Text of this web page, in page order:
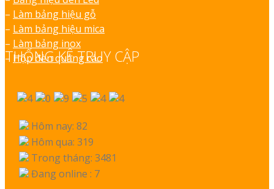
– Làm bảng hiệu gỗ
– Làm bảng hiệu mica
– Làm bảng inox
– Hộp đèn quảng cáo
THỐNG KÊ TRUY CẬP
Hôm nay: 82
Hôm qua: 319
Trong tháng: 3481
Đang online : 7